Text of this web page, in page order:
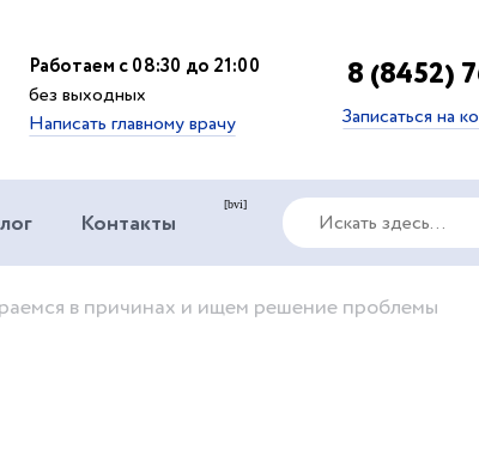
Работаем с 08:30 до 21:00
без выходных
Написать главному врачу
8 (8452)
Записаться на
Контакты
[bvi]
в причинах и ищем решение проблемы